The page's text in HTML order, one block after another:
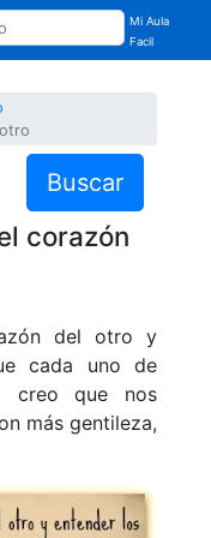
Mi Aula
Facil
Buscar
corazón
del otro y
cada uno de
creo que nos
más gentileza,